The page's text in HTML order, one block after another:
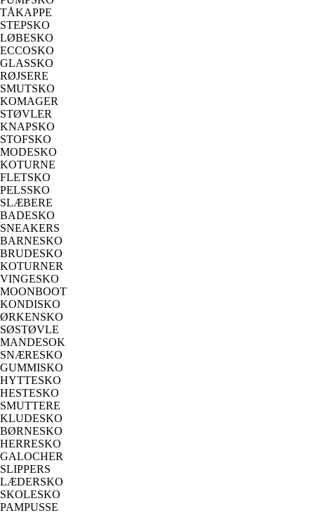
TÅKAPPE
STEPSKO
LØBESKO
ECCOSKO
GLASSKO
RØJSERE
SMUTSKO
KOMAGER
STØVLER
KNAPSKO
STOFSKO
MODESKO
KOTURNE
FLETSKO
PELSSKO
SLÆBERE
BADESKO
SNEAKERS
BARNESKO
BRUDESKO
KOTURNER
VINGESKO
MOONBOOT
KONDISKO
ØRKENSKO
SØSTØVLE
MANDESOK
SNÆRESKO
GUMMISKO
HYTTESKO
HESTESKO
SMUTTERE
KLUDESKO
BØRNESKO
HERRESKO
GALOCHER
SLIPPERS
LÆDERSKO
SKOLESKO
PAMPUSSE